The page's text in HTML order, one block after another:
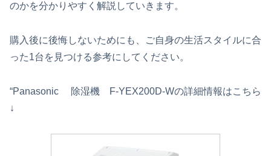
のかを分かりやすく解説していきます。
購入後に後悔しないためにも、ご自身の生活スタイルに合
った1台を見つける参考にしてください。
“Panasonic 除湿機 F-YEX200D-Wの詳細情報はこちら
↓